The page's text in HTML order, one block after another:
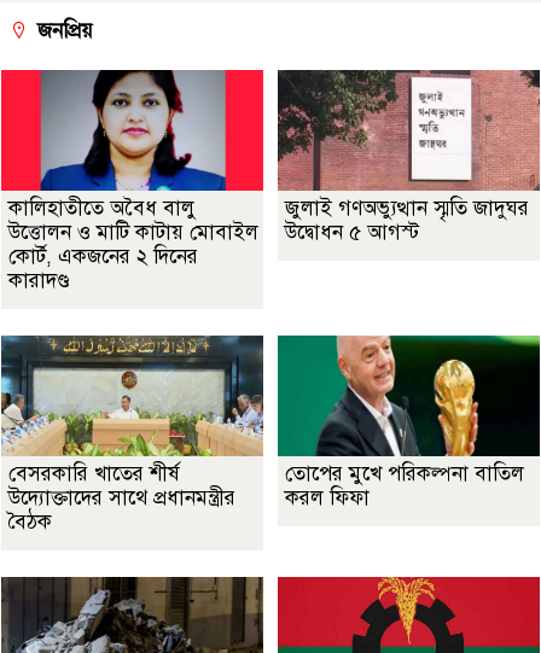
জনপ্রিয়
কালিহাতীতে অবৈধ বালু
উত্তোলন ও মাটি কাটায় মোবাইল
কোর্ট, একজনের ২ দিনের
কারাদণ্ড
জুলাই গণঅভ্যুত্থান স্মৃতি জাদুঘর
উদ্বোধন ৫ আগস্ট
বেসরকারি খাতের শীর্ষ
উদ্যোক্তাদের সাথে প্রধানমন্ত্রীর
বৈঠক
তোপের মুখে পরিকল্পনা বাতিল
করল ফিফা